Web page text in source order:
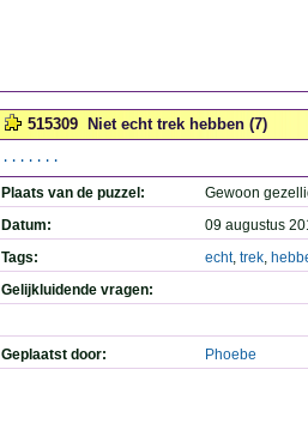
515309 Niet echt trek hebben (7)
.......
Plaats van de puzzel:
Gewoon
Datum:
09 augustus
Tags:
echt, trek,
Gelijkluidende vragen:
Geplaatst door: Phoebe